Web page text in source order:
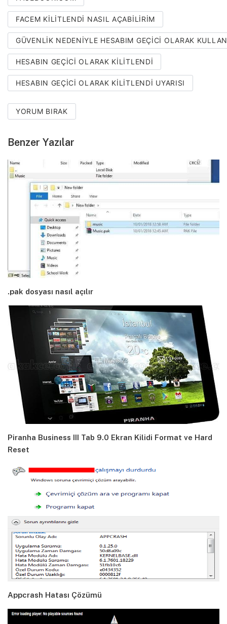
FACEM KILITLENDI NASIL AÇABILIRIM
GÜVENLIK NEDENIYLE HESABIM GEÇICI OLARAK
HESABIN GEÇICI OLARAK KILITLENDI
HESABIN GEÇICI OLARAK KILITLENDI UYARISI
YORUM BIRAK
Benzer Yazılar
.pak dosyası nasıl açılır
Piranha Business III Tab 9.0 Ekran Kilidi Format ve Hard
Reset
Appcrash Hatası Çözümü